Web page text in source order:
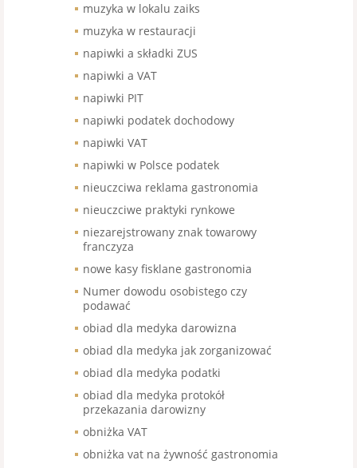
muzyka w lokalu zaiks
muzyka w restauracji
napiwki a składki ZUS
napiwki a VAT
napiwki PIT
napiwki podatek dochodowy
napiwki VAT
napiwki w Polsce podatek
nieuczciwa reklama gastronomia
nieuczciwe praktyki rynkowe
niezarejstrowany znak towarowy
franczyza
nowe kasy fisklane gastronomia
Numer dowodu osobistego czy
podawać
obiad dla medyka darowizna
obiad dla medyka jak zorganizować
obiad dla medyka podatki
obiad dla medyka protokół
przekazania darowizny
obniżka VAT
obniżka vat na żywność gastronomia